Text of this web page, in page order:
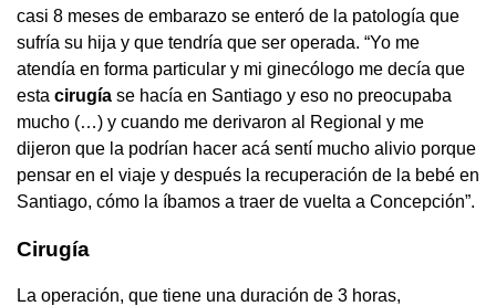
casi 8 meses de embarazo se enteró de la patología que
sufría su hija y que tendría que ser operada. “Yo me
atendía en forma particular y mi ginecólogo me decía que
esta cirugía se hacía en Santiago y eso no preocupaba
mucho (…) y cuando me derivaron al Regional y me
dijeron que la podrían hacer acá sentí mucho alivio porque
pensar en el viaje y después la recuperación de la bebé en
Santiago, cómo la íbamos a traer de vuelta a Concepción”.
Cirugía
La operación, que tiene una duración de 3 horas,